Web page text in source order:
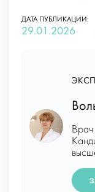
ДАТА ПУБЛИКАЦИИ:
29.01.2026
Врач